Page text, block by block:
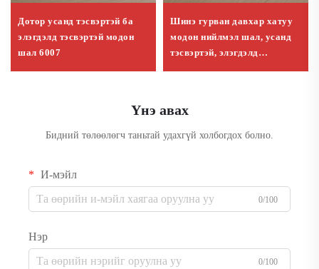
Дотор усанд тэсвэртэй ба
элэгдэлд тэсвэртэй модон
шал 6007
Шинэ гурван давхар хатуу
модон нийлмэл шал, усанд
тэсвэртэй, элэгдэлд
Үнэ авах
Бидний төлөөлөгч таньтай удахгүй холбогдох болно.
И-мэйл
0/100
Нэр
0/100